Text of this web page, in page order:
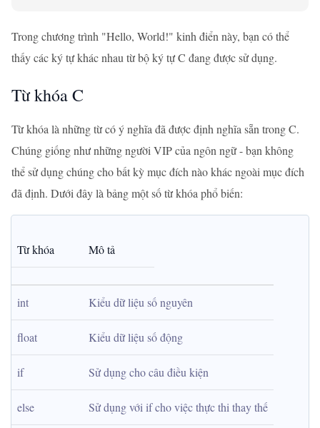
Trong chương trình "Hello, World!" kinh điển này, bạn có thể
thấy các ký tự khác nhau từ bộ ký tự C đang được sử dụng.
Từ khóa C
Từ khóa là những từ có ý nghĩa đã được định nghĩa sẵn trong C.
Chúng giống như những người VIP của ngôn ngữ - bạn không
thể sử dụng chúng cho bất kỳ mục đích nào khác ngoài mục đích
đã định. Dưới đây là bảng một số từ khóa phổ biến:
Từ khóa Mô tả
int Kiểu dữ liệu số nguyên
float Kiểu dữ liệu số động
if Sử dụng cho câu điều kiện
else Sử dụng với if cho việc thực thi thay thế